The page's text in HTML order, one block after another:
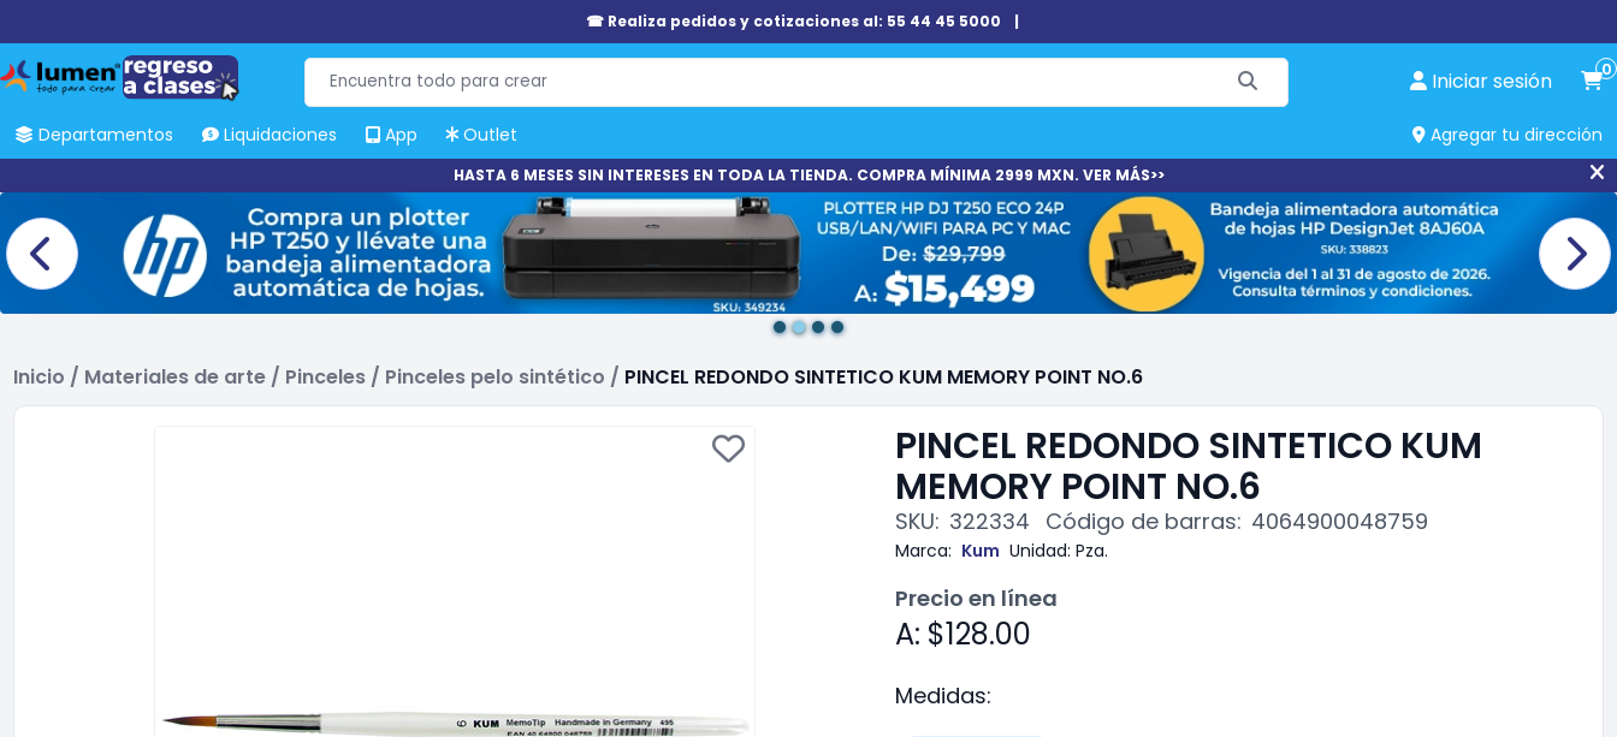
☎ Realiza pedidos y cotizaciones al: 55 44 45 5000 |
Iniciar sesión 0
Departamentos Liquidaciones App Outlet Agregar tu dirección
HASTA 6 MESES SIN INTERESES EN TODA LA TIENDA. COMPRA MÍNIMA 2999 MXN. VER MÁS>>
Inicio / Materiales de arte / Pinceles / Pinceles pelo sintético / PINCEL REDONDO SINTETICO KUM MEMORY POINT NO.6
PINCEL REDONDO SINTETICO KUM
MEMORY POINT NO.6
SKU: 322334 Código de barras: 4064900048759
Marca: Kum Unidad: Pza.
Precio en línea
A: $128.00
Medidas: